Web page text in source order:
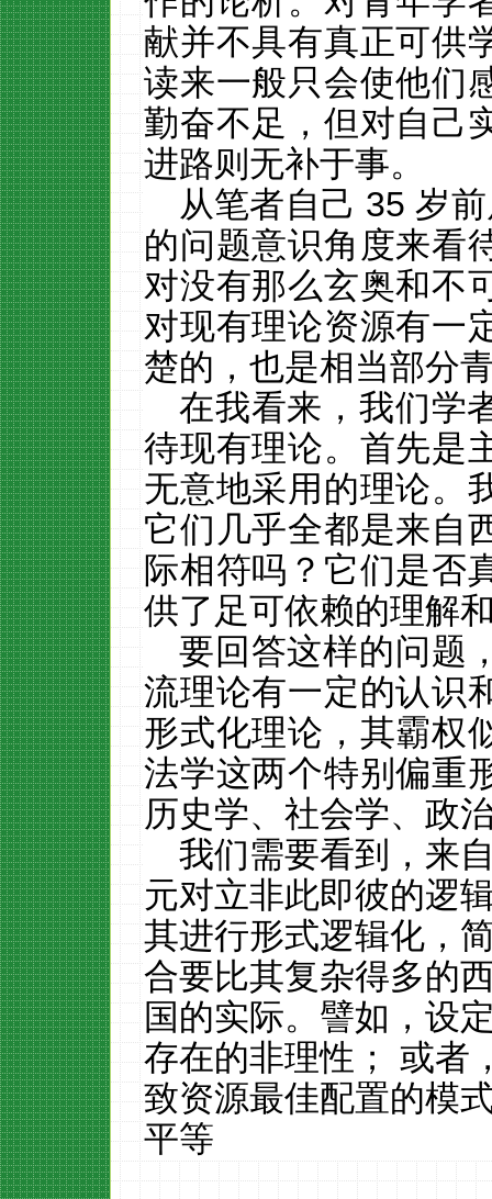
献并不具有真正可供
读来一般只会使他们
勤奋不足，但对自己
进路则无补于事。
从笔者自己 35岁
的问题意识角度来看
对没有那么玄奥和不
对现有理论资源有一
楚的，也是相当部分
在我看来，我们学
待现有理论。首先是
无意地采用的理论。
它们几乎全都是来自
际相符吗？它们是否
供了足可依赖的理解
要回答这样的问题
流理论有一定的认识
形式化理论，其霸权
法学这两个特别偏重
历史学、社会学、政
我们需要看到，来
元对立非此即彼的逻
其进行形式逻辑化，
合要比其复杂得多的
国的实际。譬如，设
存在的非理性；
或者
致资源最佳配置的模
平等